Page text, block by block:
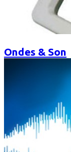
Ondes & Son